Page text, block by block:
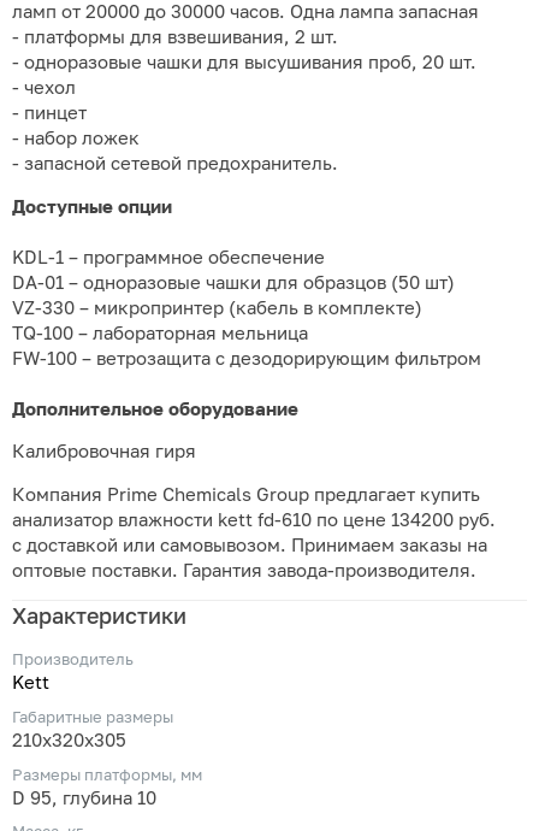
ламп от 20000 до 30000 часов. Одна лампа запасная
- платформы для взвешивания, 2 шт.
- одноразовые чашки для высушивания проб, 20 шт.
- чехол
- пинцет
- набор ложек
- запасной сетевой предохранитель.
Доступные опции
KDL-1 – программное обеспечение
DA-01 – одноразовые чашки для образцов (50 шт)
VZ-330 – микропринтер (кабель в комплекте)
TQ-100 – лабораторная мельница
FW-100 – ветрозащита с дезодорирующим фильтром
Дополнительное оборудование
Калибровочная гиря
Компания Prime Chemicals Group предлагает купить
анализатор влажности kett fd-610 по цене 134200 руб.
с доставкой или самовывозом. Принимаем заказы на
оптовые поставки. Гарантия завода-производителя.
Характеристики
Производитель
Kett
Габаритные размеры
210х320х305
Размеры платформы, мм
D 95, глубина 10